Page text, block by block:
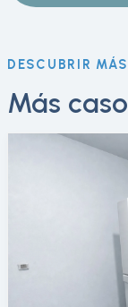
DESCUBRIR MÁS
Más